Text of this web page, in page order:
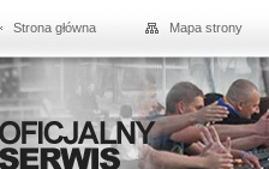
Strona główna Mapa strony